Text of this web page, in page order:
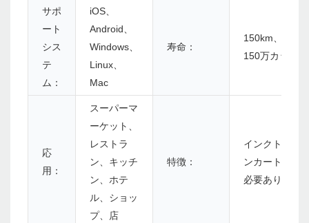
サポ
ート
シス
テ
ム：
iOS、
Android、
Windows、
Linux、
Mac
寿命：
150km、カッ
150万カット
応
用：
スーパーマ
ーケット、
レストラ
ン、キッチ
ン、ホテ
ル、ショッ
プ、店
特徴：
インクトナー
ンカートリッ
必要ありませ